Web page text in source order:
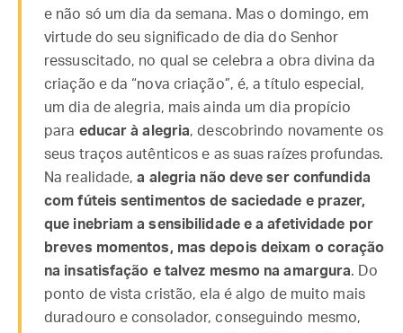
e não só um dia da semana. Mas o domingo, em
virtude do seu significado de dia do Senhor
ressuscitado, no qual se celebra a obra divina da
criação e da “nova criação”, é, a título especial,
um dia de alegria, mais ainda um dia propício
para educar à alegria, descobrindo novamente os
seus traços autênticos e as suas raízes profundas.
Na realidade,a alegria não deve ser confundida
com fúteis sentimentos de saciedade e prazer,
que inebriam a sensibilidade e a afetividade por
breves momentos, mas depois deixam o coração
na insatisfação e talvez mesmo na amargura. Do
ponto de vista cristão, ela é algo de muito mais
duradouro e consolador, conseguindo mesmo,